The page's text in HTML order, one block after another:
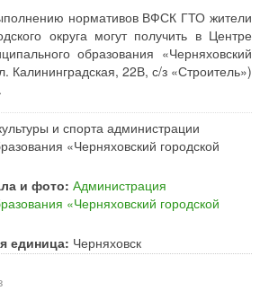
нормативов ВФСК ГТО жители
округа могут получить в Центре
образования «Черняховский
Калининградская, 22В, с/з «Строитель»)
и спорта администрации
«Черняховский городской
и фото: Администрация
«Черняховский городской
единица: Черняховск